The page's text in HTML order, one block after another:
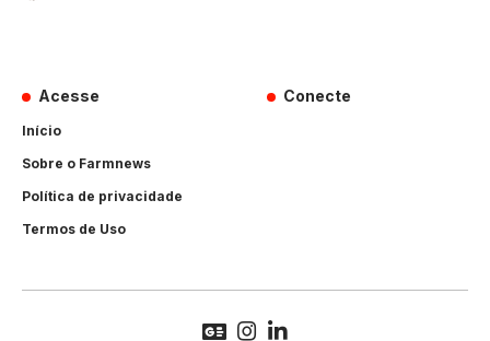
Acesse
Início
Sobre o Farmnews
Política de privacidade
Termos de Uso
Conecte